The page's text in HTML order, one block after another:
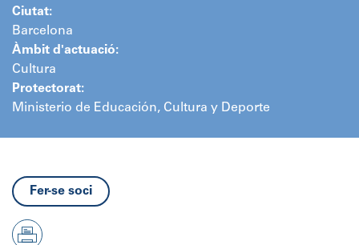
Ciutat:
Barcelona
Àmbit d'actuació:
Cultura
Protectorat:
Ministerio de Educación, Cultura y Deporte
Fer-se soci